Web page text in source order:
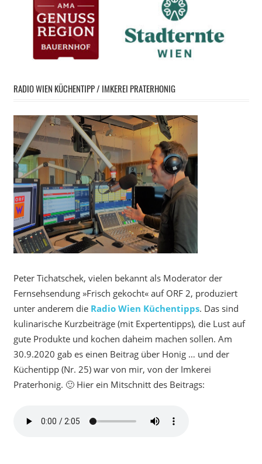
RADIO WIEN KÜCHENTIPP / IMKEREI PRATERHONIG
Peter Tichatschek, vielen bekannt als Moderator der
Fernsehsendung »Frisch gekocht« auf ORF 2, produziert
unter anderem die Radio Wien Küchentipps. Das sind
kulinarische Kurzbeiträge (mit Expertentipps), die Lust auf
gute Produkte und kochen daheim machen sollen. Am
30.9.2020 gab es einen Beitrag über Honig … und der
Küchentipp (Nr. 25) war von mir, von der Imkerei
Praterhonig. 🙂 Hier ein Mitschnitt des Beitrags: